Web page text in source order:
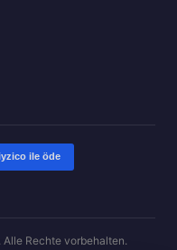
Rechte vorbehalten.